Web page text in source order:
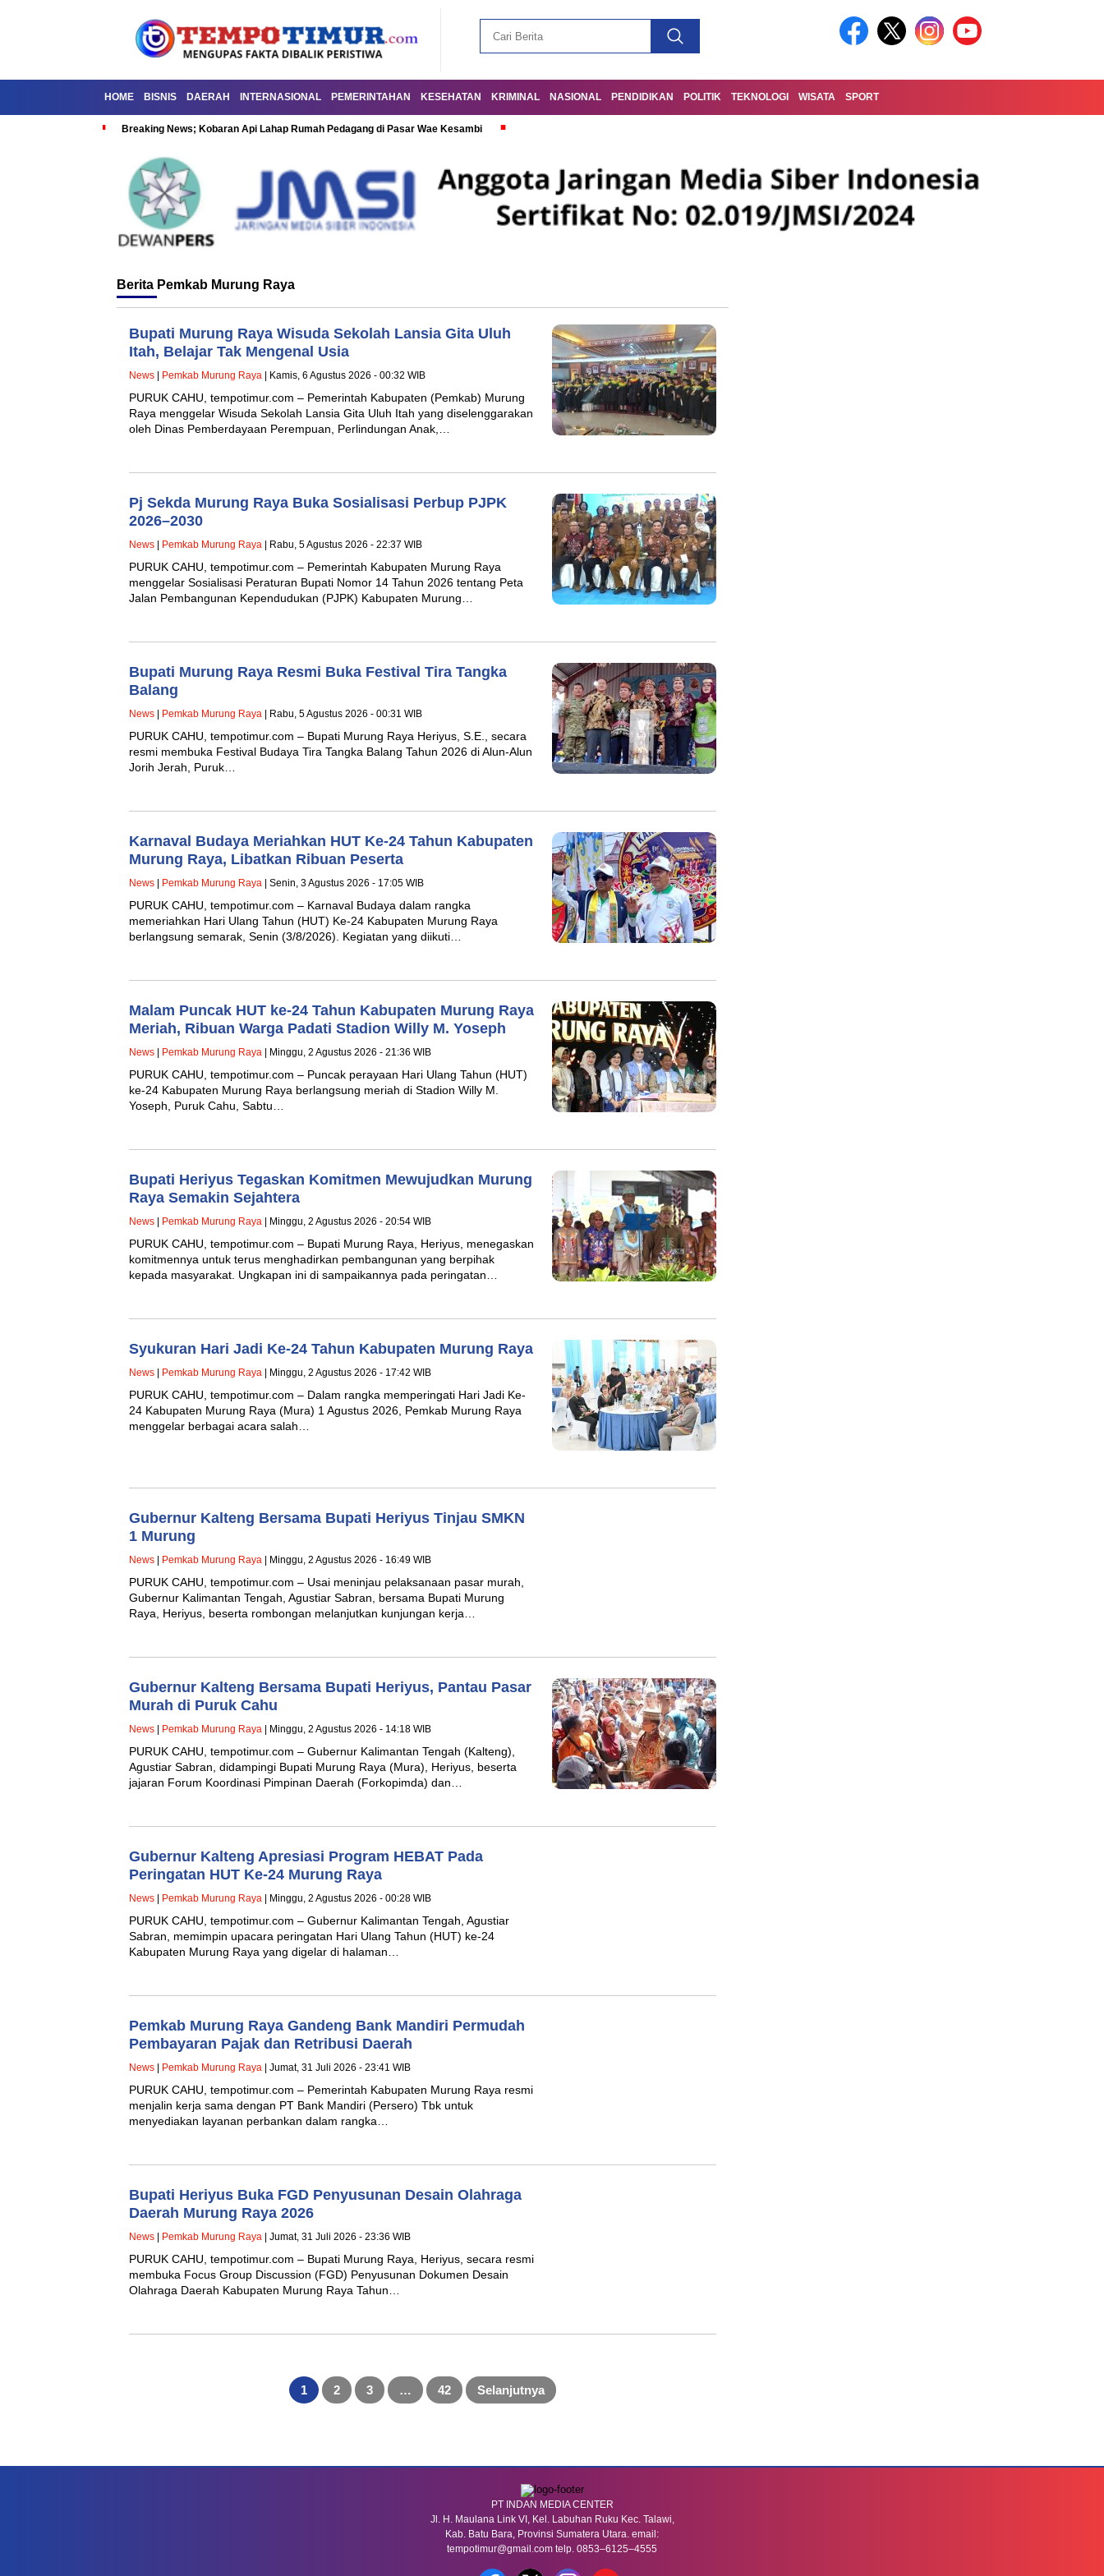
HOME BISNIS DAERAH INTERNASIONAL PEMERINTAHAN KESEHATAN KRIMINAL NASIONAL PENDIDIKAN POLITIK TEKNOLOGI WISATA SPORT
Breaking News; Kobaran Api Lahap Rumah Pedagang di Pasar Wae Kesambi
Berita Pemkab Murung Raya
Bupati Murung Raya Wisuda Sekolah Lansia Gita Uluh
Itah, Belajar Tak Mengenal Usia
News Pemkab Murung Raya | Kamis, 6 Agustus 2026 - 00:32 WIB
PURUK CAHU, tempotimur.com – Pemerintah Kabupaten (Pemkab) Murung
Raya menggelar Wisuda Sekolah Lansia Gita Uluh Itah yang diselenggarakan
oleh Dinas Pemberdayaan Perempuan, Perlindungan Anak,…
Pj Sekda Murung Raya Buka Sosialisasi Perbup PJPK
2026–2030
News Pemkab Murung Raya | Rabu, 5 Agustus 2026 - 22:37 WIB
PURUK CAHU, tempotimur.com – Pemerintah Kabupaten Murung Raya
menggelar Sosialisasi Peraturan Bupati Nomor 14 Tahun 2026 tentang Peta
Jalan Pembangunan Kependudukan (PJPK) Kabupaten Murung…
Bupati Murung Raya Resmi Buka Festival Tira Tangka
Balang
News Pemkab Murung Raya | Rabu, 5 Agustus 2026 - 00:31 WIB
PURUK CAHU, tempotimur.com – Bupati Murung Raya Heriyus, S.E., secara
resmi membuka Festival Budaya Tira Tangka Balang Tahun 2026 di Alun-Alun
Jorih Jerah, Puruk…
Karnaval Budaya Meriahkan HUT Ke-24 Tahun Kabupaten
Murung Raya, Libatkan Ribuan Peserta
News Pemkab Murung Raya | Senin, 3 Agustus 2026 - 17:05 WIB
PURUK CAHU, tempotimur.com – Karnaval Budaya dalam rangka
memeriahkan Hari Ulang Tahun (HUT) Ke-24 Kabupaten Murung Raya
berlangsung semarak, Senin (3/8/2026). Kegiatan yang diikuti…
Malam Puncak HUT ke-24 Tahun Kabupaten Murung Raya
Meriah, Ribuan Warga Padati Stadion Willy M. Yoseph
News Pemkab Murung Raya | Minggu, 2 Agustus 2026 - 21:36 WIB
PURUK CAHU, tempotimur.com – Puncak perayaan Hari Ulang Tahun (HUT)
ke-24 Kabupaten Murung Raya berlangsung meriah di Stadion Willy M.
Yoseph, Puruk Cahu, Sabtu…
Bupati Heriyus Tegaskan Komitmen Mewujudkan Murung
Raya Semakin Sejahtera
News Pemkab Murung Raya | Minggu, 2 Agustus 2026 - 20:54 WIB
PURUK CAHU, tempotimur.com – Bupati Murung Raya, Heriyus, menegaskan
komitmennya untuk terus menghadirkan pembangunan yang berpihak
kepada masyarakat. Ungkapan ini di sampaikannya pada peringatan…
Syukuran Hari Jadi Ke-24 Tahun Kabupaten Murung Raya
News Pemkab Murung Raya | Minggu, 2 Agustus 2026 - 17:42 WIB
PURUK CAHU, tempotimur.com – Dalam rangka memperingati Hari Jadi Ke-
24 Kabupaten Murung Raya (Mura) 1 Agustus 2026, Pemkab Murung Raya
menggelar berbagai acara salah…
Gubernur Kalteng Bersama Bupati Heriyus Tinjau SMKN
1 Murung
News Pemkab Murung Raya | Minggu, 2 Agustus 2026 - 16:49 WIB
PURUK CAHU, tempotimur.com – Usai meninjau pelaksanaan pasar murah,
Gubernur Kalimantan Tengah, Agustiar Sabran, bersama Bupati Murung
Raya, Heriyus, beserta rombongan melanjutkan kunjungan kerja…
Gubernur Kalteng Bersama Bupati Heriyus, Pantau Pasar
Murah di Puruk Cahu
News Pemkab Murung Raya | Minggu, 2 Agustus 2026 - 14:18 WIB
PURUK CAHU, tempotimur.com – Gubernur Kalimantan Tengah (Kalteng),
Agustiar Sabran, didampingi Bupati Murung Raya (Mura), Heriyus, beserta
jajaran Forum Koordinasi Pimpinan Daerah (Forkopimda) dan…
Gubernur Kalteng Apresiasi Program HEBAT Pada
Peringatan HUT Ke-24 Murung Raya
News Pemkab Murung Raya | Minggu, 2 Agustus 2026 - 00:28 WIB
PURUK CAHU, tempotimur.com – Gubernur Kalimantan Tengah, Agustiar
Sabran, memimpin upacara peringatan Hari Ulang Tahun (HUT) ke-24
Kabupaten Murung Raya yang digelar di halaman…
Pemkab Murung Raya Gandeng Bank Mandiri Permudah
Pembayaran Pajak dan Retribusi Daerah
News Pemkab Murung Raya | Jumat, 31 Juli 2026 - 23:41 WIB
PURUK CAHU, tempotimur.com – Pemerintah Kabupaten Murung Raya resmi
menjalin kerja sama dengan PT Bank Mandiri (Persero) Tbk untuk
menyediakan layanan perbankan dalam rangka…
Bupati Heriyus Buka FGD Penyusunan Desain Olahraga
Daerah Murung Raya 2026
News Pemkab Murung Raya | Jumat, 31 Juli 2026 - 23:36 WIB
PURUK CAHU, tempotimur.com – Bupati Murung Raya, Heriyus, secara resmi
membuka Focus Group Discussion (FGD) Penyusunan Dokumen Desain
Olahraga Daerah Kabupaten Murung Raya Tahun…
1 2 3 … 42 Selanjutnya
PT INDAN MEDIA CENTER
Jl. H. Maulana Link VI, Kel. Labuhan Ruku Kec. Talawi,
Kab. Batu Bara, Provinsi Sumatera Utara. email:
tempotimur@gmail.com telp. 0853–6125–4555